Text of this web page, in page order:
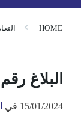
HOME
البلاغ رقم 36-15-ب
15/01/2024 في